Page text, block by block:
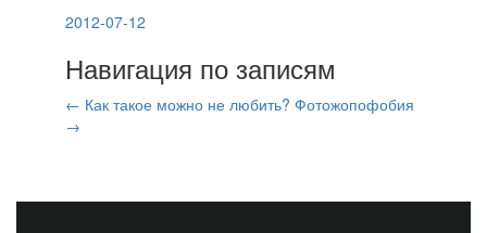
2012-07-12
Навигация по записям
← Как такое можно не любить? Фотожопофобия
→